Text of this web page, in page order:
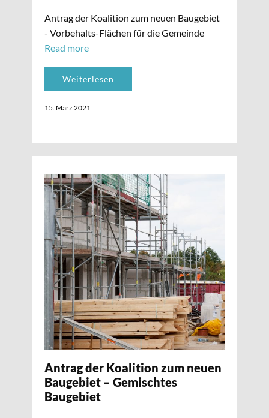
Antrag der Koalition zum neuen Baugebiet
- Vorbehalts-Flächen für die Gemeinde
Read more
Weiterlesen
15. März 2021
Antrag der Koalition zum neuen
Baugebiet – Gemischtes
Baugebiet